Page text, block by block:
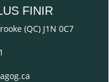
FINIR
(QC) J1N 0C7